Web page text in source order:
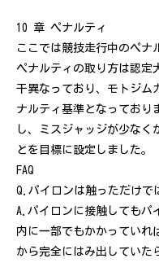
10 章 ペナルティ
ここでは競技走行中のペナ
ペナルティの取り方は認定
干異なっており、モトジム
ナルティ基準となっており
し、ミスジャッジが少なく
とを目標に設定しました。
FAQ
Q.パイロンは触っただけで
A.パイロンに接触してもパ
内に一部でもかかっていれ
から完全にはみ出していた